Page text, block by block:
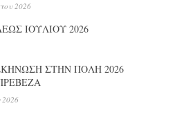
2026
ΙΟΥΛΙΟΥ 2026
ΣΤΗΝ ΠΟΛΗ 2026
2026